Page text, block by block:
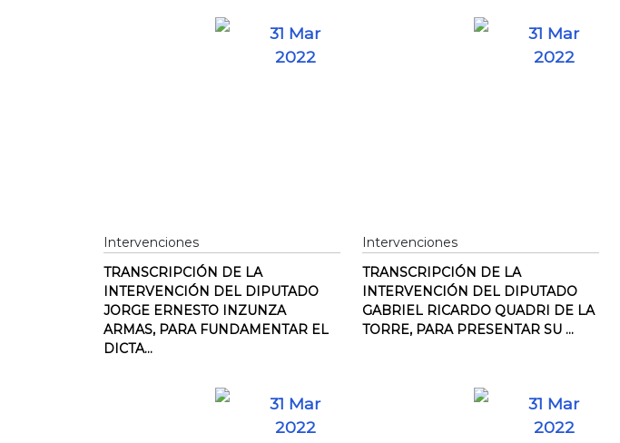
31 Mar
2022
Intervenciones
TRANSCRIPCIÓN DE LA
INTERVENCIÓN DEL DIPUTADO
JORGE ERNESTO INZUNZA
ARMAS, PARA FUNDAMENTAR EL
DICTA...
31 Mar
2022
Intervenciones
TRANSCRIPCIÓN DE LA
INTERVENCIÓN DEL DIPUTADO
GABRIEL RICARDO QUADRI DE LA
TORRE, PARA PRESENTAR SU ...
31 Mar
2022
31 Mar
2022